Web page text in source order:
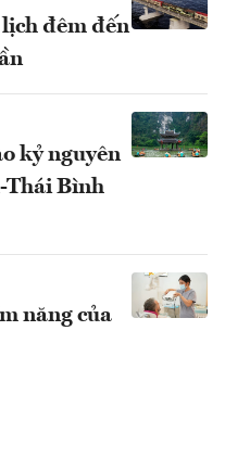
đêm đến
kỷ nguyên
Thái Bình
năng của